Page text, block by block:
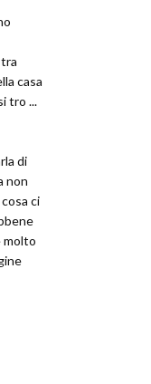
casa
tro ...
di
non
ci
molto